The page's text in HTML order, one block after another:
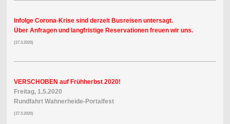
Infolge Corona-Krise sind derzeit Busreisen untersagt.
Über Anfragen und langfristige Reservationen freuen wir uns.
(27.3.2020)
VERSCHOBEN auf Frühherbst 2020!
Freitag, 1.5.2020
Rundfahrt Wahnerheide-Portalfest
(27.3.2020)